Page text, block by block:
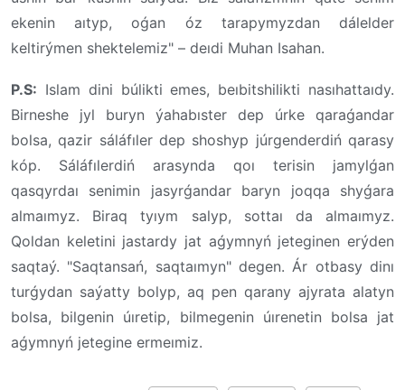
ekenin aıtyp, oǵan óz tarapymyzdan dálelder
keltirýmen shektelemiz" – deıdi Muhan Isahan.
P.S: Islam dini búlikti emes, beıbitshilikti nasıhattaıdy.
Birneshe jyl buryn ýahabıster dep úrke qaraǵandar
bolsa, qazir sáláfıler dep shoshyp júrgenderdiń qarasy
kóp. Sáláfılerdiń arasynda qoı terisin jamylǵan
qasqyrdaı senimin jasyrǵandar baryn joqqa shyǵara
almaımyz. Biraq tyıym salyp, sottaı da almaımyz.
Qoldan keletini jastardy jat aǵymnyń jeteginen erýden
saqtaý. "Saqtansań, saqtaımyn" degen. Ár otbasy dinı
turǵydan saýatty bolyp, aq pen qarany ajyrata alatyn
bolsa, bilgenin úıretip, bilmegenin úırenetin bolsa jat
aǵymnyń jetegine ermeımiz.